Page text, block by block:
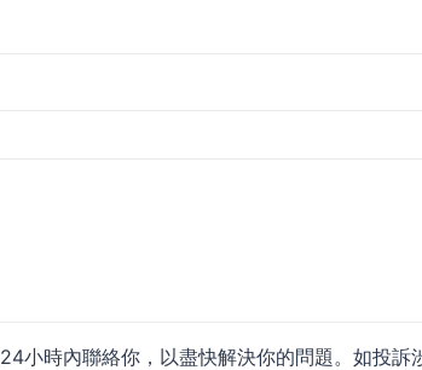
小時內聯絡你，以盡快解決你的問題。如投訴